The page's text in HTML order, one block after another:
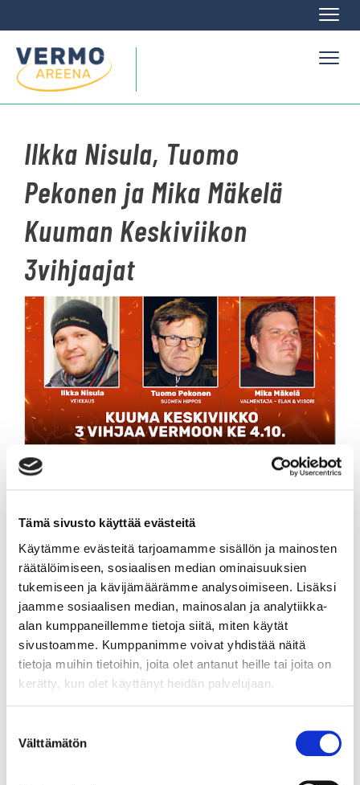
Tämä sivusto käyttää evästeitä
Käytämme evästeitä tarjoamamme sisällön ja mainosten
räätälöimiseen, sosiaalisen median ominaisuuksien
tukemiseen ja kävijämäärämme analysoimiseen. Lisäksi
jaamme sosiaalisen median, mainosalan ja analytiikka-
alan kumppaneillemme tietoja siitä, miten käytät
sivustoamme. Kumppanimme voivat yhdistää näitä
tietoja muihin tietoihin, joita olet antanut heille tai joita on
kerätty, kun olet käyttänyt heidän palvelujaan.
valinta
Välttämätön
Ilkka Nisula, Tuomo
Pekonen ja Mika Mäkelä
Kuuman Keskiviikon
3vihjaajat
Kuuman Keskiviikon Toto65-pelissä on jackpotia 65 000
euroa, ja potti on jopa 180 000 euroa. Myös 3vihjaajat
Suomen Hippoksen kilpailupäällikkö ja myös monivuotinen
3vihjaaja. Keskiviikon 65-kohteissa on hienoja
suomenhevoslähtöjä. Mika Mäkelä on taitava
suomenhevosten valmentaja ja sopii kierroksen vihjaajaksi.
Elan ja Viisori tulevat Mäkelän tallista.
Vihjaajakolmikko on löytänyt kaksi yhteistä ykkössuosikkia.
Avauskohteen Kaiser Wibb ja päätöskohteen Emma E ovat
jokaisen vihjaajan ykkösmerkkeinä.